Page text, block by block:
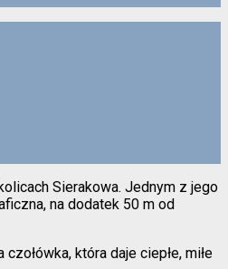
Sierakowa. Jednym z jego
na dodatek 50 m od
która daje ciepłe, miłe